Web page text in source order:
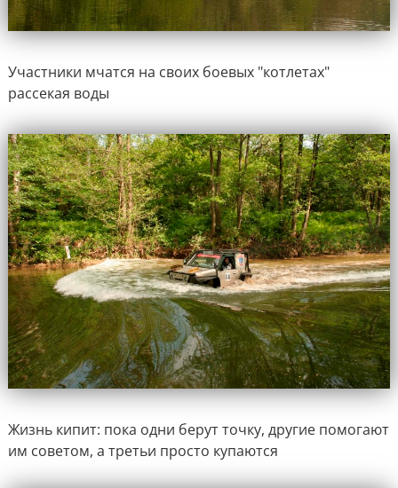
Участники мчатся на своих боевых "котлетах"
рассекая воды
Жизнь кипит: пока одни берут точку, другие помогают
им советом, а третьи просто купаются